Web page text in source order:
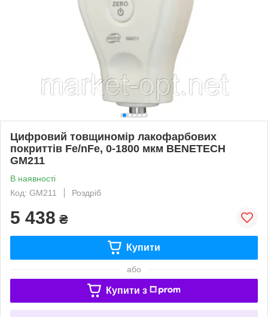
Цифровий товщиномір лакофарбових
покриттів Fe/nFe, 0-1800 мкм BENETECH
GM211
В наявності
Код: GM211
Роздріб
5 438 ₴
Купити
або
Купити з